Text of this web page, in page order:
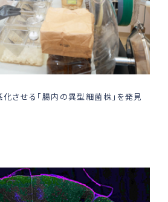
させる「腸内の異型細菌株」を発見